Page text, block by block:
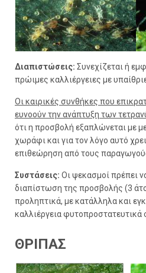
Διαπιστώσεις: Συνεχίζεται ή
πρώιμες καλλιέργειες με
Οι καιρικές συνθήκες που
ευνοούν την ανάπτυξη των
ότι η προσβολή εξαπλώνεται με
χωράφι και για τον λόγο αυτό
επιθεώρηση από τους
Συστάσεις: Οι ψεκασμοί πρέπει
διαπίστωση της προσβολής (3
προληπτικά, με κατάλληλα και
καλλιέργεια φυτοπροστατευτικά
ΘΡΙΠΑΣ